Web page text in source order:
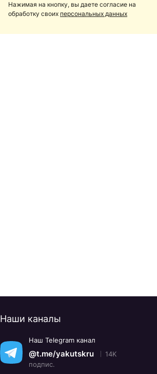
Нажимая на кнопку, вы даете согласие на
обработку своих персональных данных
Наши каналы
Наш Telegram канал
@t.me/yakutskru
14K
подпис.